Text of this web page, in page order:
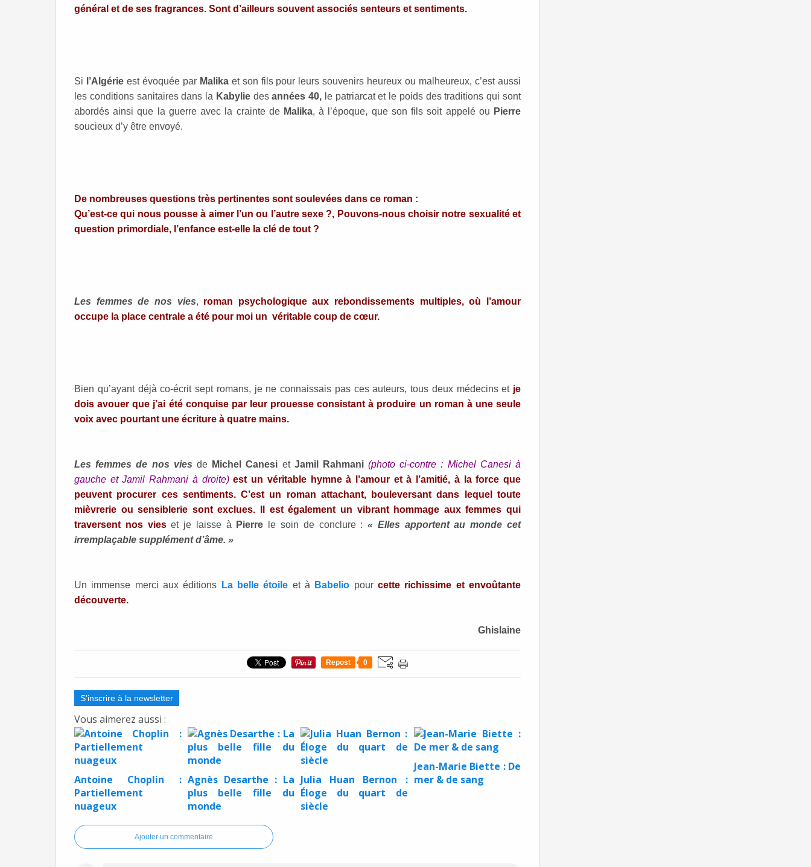
général et de ses fragrances. Sont d’ailleurs souvent associés senteurs et sentiments.
Si l’Algérieest évoquée par Malikaet son fils pour leurs souvenirs heureux ou malheureux, c’est aussi
les conditions sanitaires dans la Kabyliedesannées 40, le patriarcat et le poids des traditions qui sont
abordés ainsi que la guerre avec la crainte de Malika, à l’époque, que son fils soit appelé ou Pierre
soucieux d’y être envoyé.
De nombreuses questions très pertinentes sont soulevées dans ce roman :
Qu’est-ce qui nous pousse à aimer l’un ou l’autre sexe ?, Pouvons-nous choisir notre sexualité et
question primordiale, l’enfance est-elle la clé de tout ?
Les femmes de nos vies, roman psychologique aux rebondissements multiples, où l’amour
occupe la place centrale a été pour moi un véritable coup de cœur.
Bien qu’ayant déjà co-écrit sept romans, je ne connaissais pas ces auteurs, tous deux médecins et je
dois avouer que j’ai été conquise par leur prouesse consistant à produire un roman à une seule
voix avec pourtant une écriture à quatre mains.
Les femmes de nos vies de Michel Canesi et Jamil Rahmani(photo ci-contre : Michel Canesi à
gauche et Jamil Rahmani à droite) est un véritable hymne à l’amour et à l’amitié, à la force que
peuvent procurer ces sentiments. C’est un roman attachant, bouleversant dans lequel toute
mièvrerie ou sensiblerie sont exclues. Il est également un vibrant hommage aux femmes qui
traversent nos vies et je laisse à Pierre le soin de conclure :« Elles apportent au monde cet
irremplaçable supplément d’âme. »
Un immense merci aux éditions La belle étoile et à Babelio pourcette richissime et envoûtante
découverte.
Ghislaine
Repost 0
S'inscrire à la newsletter
Vous aimerez aussi :
Antoine Choplin :
Partiellement
nuageux
Agnès Desarthe : La
plus belle fille du
monde
Julia Huan Bernon :
Éloge du quart de
siècle
Jean-Marie Biette : De
mer & de sang
Ajouter un commentaire